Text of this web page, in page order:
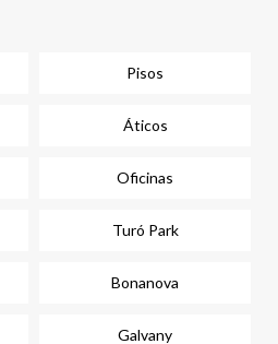
Pisos
Áticos
Oficinas
Turó Park
Bonanova
Galvany